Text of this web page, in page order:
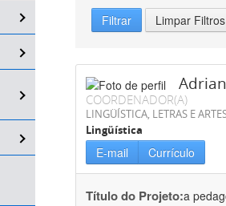
Filtrar Limpar Filtros
COORDENADOR(A)
LINGÜÍSTICA, LETRAS E
Lingüística
E-mail Currículo
Título do Projeto:a